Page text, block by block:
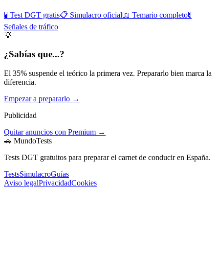
🧪 Test DGT gratis📋 Simulacro oficial📖 Temario completo🚦
Señales de tráfico
💡
¿Sabías que...?
El 35% suspende el teórico la primera vez. Prepararlo bien marca la
diferencia.
Empezar a prepararlo →
Publicidad
Quitar anuncios con Premium →
🚗 MundoTests
Tests DGT gratuitos para preparar el carnet de conducir en España.
TestsSimulacroGuías
Aviso legalPrivacidadCookies